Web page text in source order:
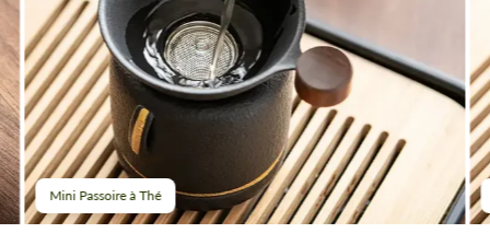
Mini Passoire à Thé